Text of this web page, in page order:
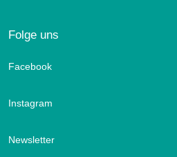
Folge uns
Facebook
Instagram
Newsletter